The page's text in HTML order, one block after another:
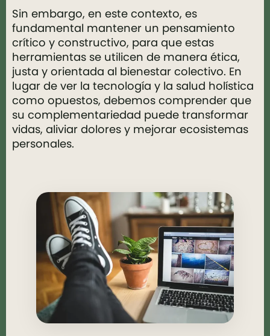
Sin embargo, en este contexto, es
fundamental mantener un pensamiento
crítico y constructivo, para que estas
herramientas se utilicen de manera ética,
justa y orientada al bienestar colectivo. En
lugar de ver la tecnología y la salud holística
como opuestos, debemos comprender que
su complementariedad puede transformar
vidas, aliviar dolores y mejorar ecosistemas
personales.